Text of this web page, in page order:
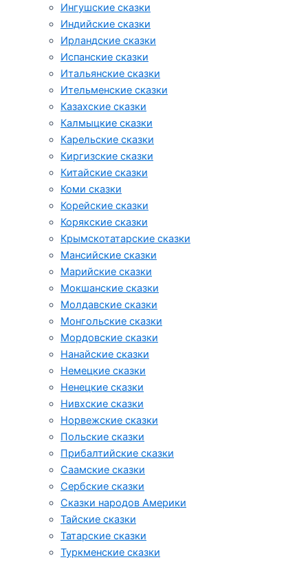
Ингушские сказки
Индийские сказки
Ирландские сказки
Испанские сказки
Итальянские сказки
Ительменские сказки
Казахские сказки
Калмыцкие сказки
Карельские сказки
Киргизские сказки
Китайские сказки
Коми сказки
Корейские сказки
Корякские сказки
Крымскотатарские сказки
Мансийские сказки
Марийские сказки
Мокшанские сказки
Молдавские сказки
Монгольские сказки
Мордовские сказки
Нанайские сказки
Немецкие сказки
Ненецкие сказки
Нивхские сказки
Норвежские сказки
Польские сказки
Прибалтийские сказки
Cаамские сказки
Сербские сказки
Сказки народов Америки
Тайские сказки
Татарские сказки
Туркменские сказки